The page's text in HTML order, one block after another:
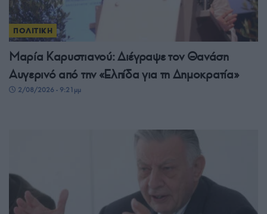
ΠΟΛΙΤΙΚΗ
Μαρία Καρυστιανού: Διέγραψε τον Θανάση
Αυγερινό από την «Ελπίδα για τη Δημοκρατία»
2/08/2026 - 9:21μμ